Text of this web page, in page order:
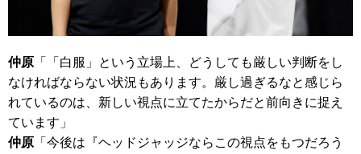
仲原 「「白服」という立場上、どうしても厳しい判断をし
なければならない状況もあります。厳し過ぎるなと感じら
れているのは、新しい視点に立てたからだと前向きに捉え
ています」
仲原 「今後は『ヘッドジャッジならこの視点をもつだろう